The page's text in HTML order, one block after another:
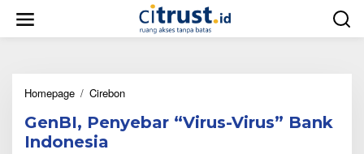
w
Homepage / Cirebon
n
GenBI, Penyebar “Virus-Virus” Bank
Indonesia